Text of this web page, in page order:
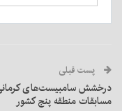
پست قبلی
درخشش سامبیست‌های
مسابقات منطقه پنج کشور